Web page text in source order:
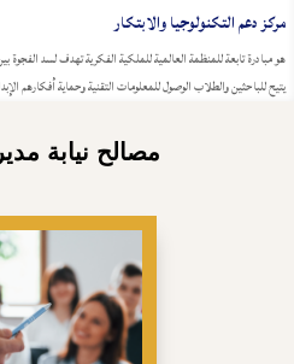
مركز دعم التكنولوجيا والابتكار
هو مبادرة تابعة للمنظمة العالمية للملكية الفكرية تهدف لسد
يتيح للباحثين والطلاب الوصول للمعلومات التقنية وحماية أفكارهم
مصالح نيابة